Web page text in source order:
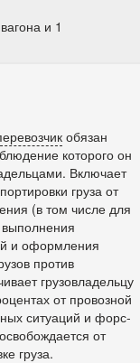
и 1
обязан
которого он
Включает
груза от
(в том числе для
выполнения
и оформления
против
грузовладельцу
от провозной
ситуаций и форс-
от
груза.